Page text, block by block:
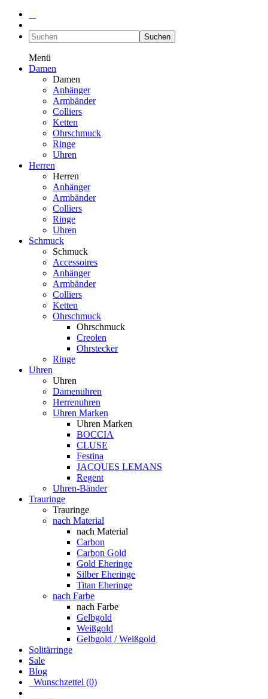
Suchen
Menü
Damen
Damen
Anhänger
Armbänder
Colliers
Ketten
Ohrschmuck
Ringe
Uhren
Herren
Herren
Anhänger
Armbänder
Colliers
Ringe
Uhren
Schmuck
Schmuck
Accessoires
Anhänger
Armbänder
Colliers
Ketten
Ohrschmuck
Ohrschmuck
Creolen
Ohrstecker
Ringe
Uhren
Uhren
Damenuhren
Herrenuhren
Uhren Marken
Uhren Marken
BOCCIA
CLUSE
Festina
JACQUES LEMANS
Regent
Uhren-Bänder
Trauringe
Trauringe
nach Material
nach Material
Carbon
Carbon Gold
Gold Eheringe
Silber Eheringe
Titan Eheringe
nach Farbe
nach Farbe
Gelbgold
Weißgold
Gelbgold / Weißgold
Solitärringe
Sale
Blog
Wunschzettel (0)